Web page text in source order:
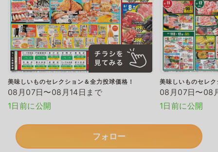
美味しいものセレクション＆全力投球価格！
08月07日〜08月14日まで
1日前に公開
美味しいものセレ
08月07日〜08
1日前に公開
フォロー